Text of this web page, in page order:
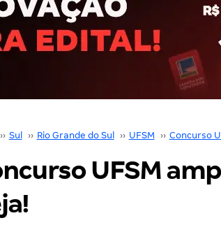
›› Sul ›› Rio Grande do Sul ›› UFSM ›› Concurso
UFSM